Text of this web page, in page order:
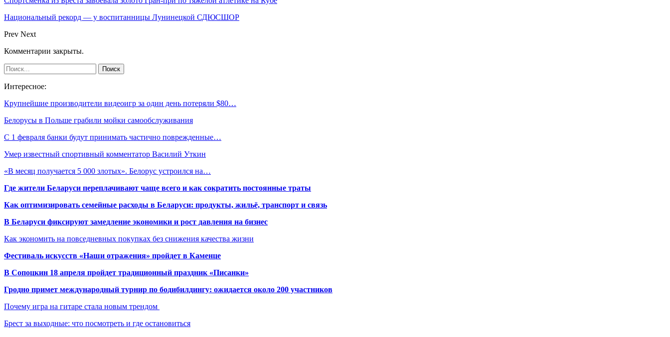
Национальный рекорд — у воспитанницы Лунинецкой СДЮСШОР
Prev Next
Комментарии закрыты.
Интересное:
Крупнейшие производители видеоигр за один день потеряли $80…
Белорусы в Польше грабили мойки самообслуживания
С 1 февраля банки будут принимать частично поврежденные…
Умер известный спортивный комментатор Василий Уткин
«В месяц получается 5 000 злотых». Белорус устроился на…
Где жители Беларуси переплачивают чаще всего и как сократить постоянные траты
Как оптимизировать семейные расходы в Беларуси: продукты, жильё, транспорт и связь
В Беларуси фиксируют замедление экономики и рост давления на бизнес
Как экономить на повседневных покупках без снижения качества жизни
Фестиваль искусств «Наши отражения» пройдет в Каменце
В Сопоцкин 18 апреля пройдет традиционный праздник «Писанки»
Гродно примет международный турнир по бодибилдингу: ожидается около 200 участников
Почему игра на гитаре стала новым трендом
Брест за выходные: что посмотреть и где остановиться